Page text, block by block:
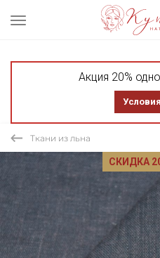
Акция 20%
Ткани из льна
СКИДКА